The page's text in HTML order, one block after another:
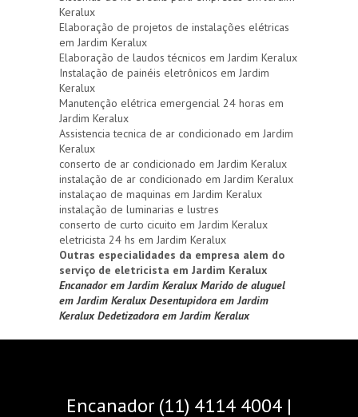
Keralux
Elaboração de projetos de instalações elétricas
em Jardim Keralux
Elaboração de laudos técnicos em Jardim Keralux
Instalação de painéis eletrônicos em Jardim
Keralux
Manutenção elétrica emergencial 24 horas em
Jardim Keralux
Assistencia tecnica de ar condicionado em Jardim
Keralux
conserto de ar condicionado em Jardim Keralux
instalação de ar condicionado em Jardim Keralux
instalaçao de maquinas em Jardim Keralux
instalação de luminarias e lustres
conserto de curto cicuito em Jardim Keralux
eletricista 24 hs em Jardim Keralux
Outras especialidades da empresa alem do
serviço de eletricista em Jardim Keralux
Encanador em Jardim KeraluxMarido de aluguel
em Jardim KeraluxDesentupidora em Jardim
KeraluxDedetizadora em Jardim Keralux
Encanador (11) 4114 4004 |